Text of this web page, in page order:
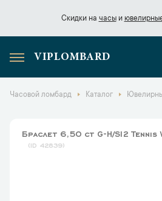
Скидки на часыи
Скидки начасы
VIPLOMBARD
Часовой ломбард Каталог
Браслет 6,50 ct G-H/SI2 Tennis
42839